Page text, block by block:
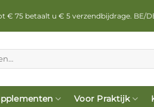
75 betaalt u € 5 verzendbijdrage. BE/
Voor Praktijk